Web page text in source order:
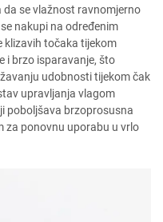
se vlažnost ravnomjerno
nakupi na određenim
klizavih točaka tijekom
i brzo isparavanje, što
udobnosti tijekom čak
upravljanja vlagom
poboljšava brzoprosusna
za ponovnu uporabu u vrlo